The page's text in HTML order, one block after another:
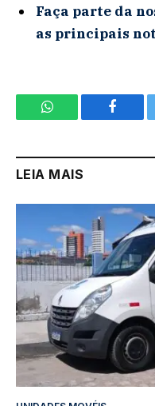
Faça parte da
as principais
WhatsApp
LEIA MAIS